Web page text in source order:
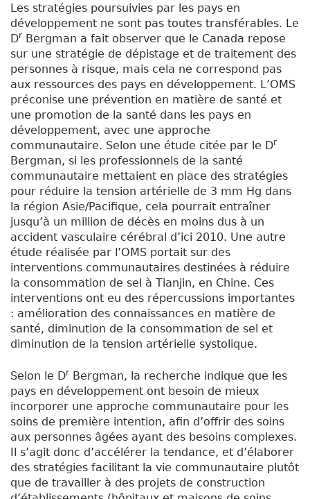
Les stratégies poursuivies par les pays en
développement ne sont pas toutes transférables. Le
Dr Bergman a fait observer que le Canada repose
sur une stratégie de dépistage et de traitement des
personnes à risque, mais cela ne correspond pas
aux ressources des pays en développement. L’OMS
préconise une prévention en matière de santé et
une promotion de la santé dans les pays en
développement, avec une approche
communautaire. Selon une étude citée par le Dr
Bergman, si les professionnels de la santé
communautaire mettaient en place des stratégies
pour réduire la tension artérielle de 3 mm Hg dans
la région Asie/Pacifique, cela pourrait entraîner
jusqu’à un million de décès en moins dus à un
accident vasculaire cérébral d’ici 2010. Une autre
étude réalisée par l’OMS portait sur des
interventions communautaires destinées à réduire
la consommation de sel à Tianjin, en Chine. Ces
interventions ont eu des répercussions importantes
: amélioration des connaissances en matière de
santé, diminution de la consommation de sel et
diminution de la tension artérielle systolique.
Selon le Dr Bergman, la recherche indique que les
pays en développement ont besoin de mieux
incorporer une approche communautaire pour les
soins de première intention, afin d’offrir des soins
aux personnes âgées ayant des besoins complexes.
Il s’agit donc d’accélérer la tendance, et d’élaborer
des stratégies facilitant la vie communautaire plutôt
que de travailler à des projets de construction